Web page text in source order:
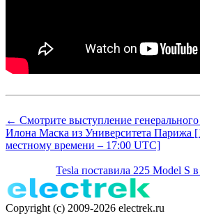
← Смотрите выступление генерального
Илона Маска из Университета Парижа
местному времени – 17:00 UTC]
Tesla поставила 225 Model S
Copyright (c) 2009-2026 electrek.ru